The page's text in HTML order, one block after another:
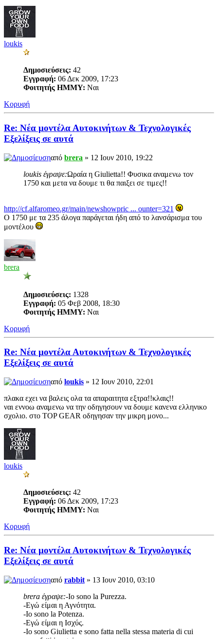
loukis
Δημοσιεύσεις: 42
Εγγραφή: 06 Δεκ 2009, 17:23
Φοιτητής ΗΜΜΥ: Ναι
Κορυφή
Re: Νέα μοντέλα Αυτοκινήτων & Τεχνολογικές
Εξελίξεις σε αυτά
από brera » 12 Ιουν 2010, 19:22
loukis έγραψε:Ωραία η Giulietta!! Φυσικα αναμενω τον
1750 και μετα να δουμε τι θα παιξει σε τιμες!!
http://cf.alfaromeo.gr/main/newshowpric ... ounter=321
O 1750 με τα 235 άλογα παράγεται ήδη από το λανσάρισμα του
μοντέλου
brera
Δημοσιεύσεις: 1328
Εγγραφή: 05 Φεβ 2008, 18:30
Φοιτητής ΗΜΜΥ: Ναι
Κορυφή
Re: Νέα μοντέλα Αυτοκινήτων & Τεχνολογικές
Εξελίξεις σε αυτά
από loukis » 12 Ιουν 2010, 22:01
πλακα εχει να βαλεις ολα τα απαραιτητα εξτρα!!κλαις!!
ναι εννοω αναμενω να την οδηγησουν να δουμε κανενα ελληνικο
σχολιο. στο TOP GEAR οδηγησαν την μικρη μονο...
loukis
Δημοσιεύσεις: 42
Εγγραφή: 06 Δεκ 2009, 17:23
Φοιτητής ΗΜΜΥ: Ναι
Κορυφή
Re: Νέα μοντέλα Αυτοκινήτων & Τεχνολογικές
Εξελίξεις σε αυτά
από rabbit » 13 Ιουν 2010, 03:10
brera έγραψε:-Io sono la Purezza.
-Εγώ είμαι η Αγνότητα.
-Io sono la Potenza.
-Εγώ είμαι η Ισχύς.
-Io sono Giulietta e sono fatta nella stessa materia di cui